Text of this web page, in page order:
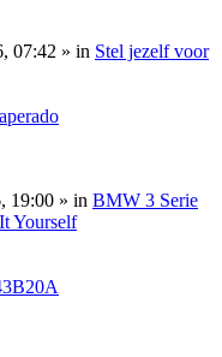
07:42 » in Stel jezelf voor
19:00 » in BMW 3 Serie
Yourself